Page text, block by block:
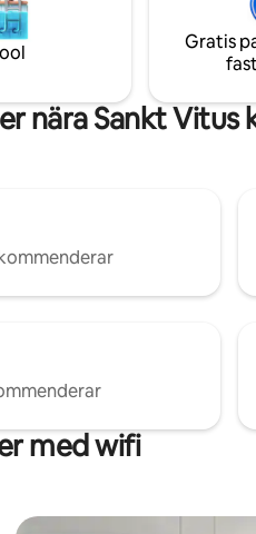
oförglömlig vistelse i vår
Mostecká Street.
Gratis
nära Sankt Vitus
med wifi